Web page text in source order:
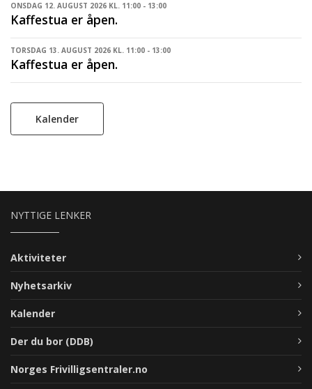
ONSDAG 12. AUGUST 2026 KL. 11:00 - 13:00
Kaffestua er åpen.
TORSDAG 13. AUGUST 2026 KL. 11:00 - 13:00
Kaffestua er åpen.
Kalender
NYTTIGE LENKER
Aktiviteter
Nyhetsarkiv
Kalender
Der du bor (DDB)
Norges Frivilligsentraler.no